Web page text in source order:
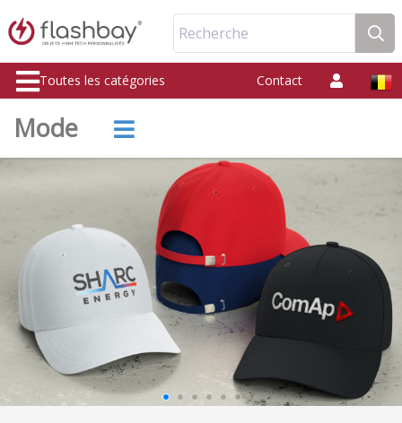
Recherche
Toutes les catégories Contact
Mode